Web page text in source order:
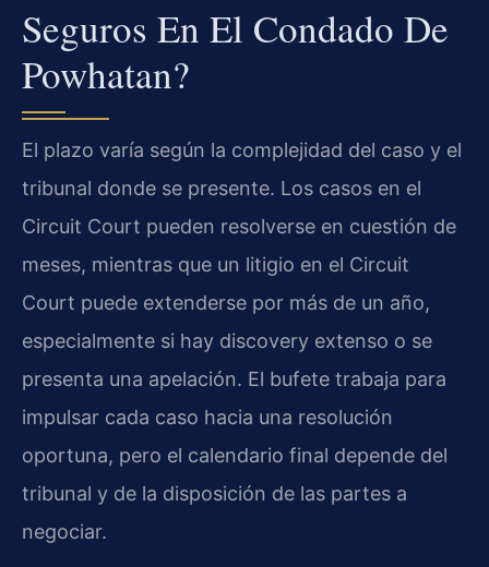
Seguros En El Condado De
Powhatan?
El plazo varía según la complejidad del caso y el
tribunal donde se presente. Los casos en el
Circuit Court pueden resolverse en cuestión de
meses, mientras que un litigio en el Circuit
Court puede extenderse por más de un año,
especialmente si hay discovery extenso o se
presenta una apelación. El bufete trabaja para
impulsar cada caso hacia una resolución
oportuna, pero el calendario final depende del
tribunal y de la disposición de las partes a
negociar.